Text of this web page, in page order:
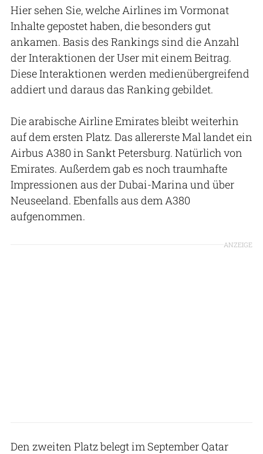
Hier sehen Sie, welche Airlines im Vormonat
Inhalte gepostet haben, die besonders gut
ankamen. Basis des Rankings sind die Anzahl
der Interaktionen der User mit einem Beitrag.
Diese Interaktionen werden medienübergreifend
addiert und daraus das Ranking gebildet.
Die arabische Airline Emirates bleibt weiterhin
auf dem ersten Platz. Das allererste Mal landet ein
Airbus A380 in Sankt Petersburg. Natürlich von
Emirates. Außerdem gab es noch traumhafte
Impressionen aus der Dubai-Marina und über
Neuseeland. Ebenfalls aus dem A380
aufgenommen.
ANZEIGE
Den zweiten Platz belegt im September Qatar